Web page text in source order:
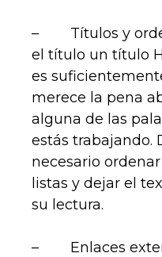
– Títulos y
el título un título
es
merece la pena
alguna de las
estás trabajando.
necesario
listas y dejar el
su lectura.
– Enlaces